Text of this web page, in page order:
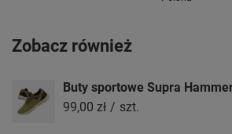
Zobacz również
Buty sportowe Supra
99,00 zł / szt.